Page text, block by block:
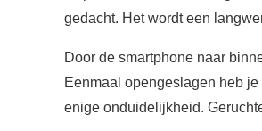
gedacht. Het wordt een
Door de smartphone naar
Eenmaal opengeslagen heb
enige onduidelijkheid.